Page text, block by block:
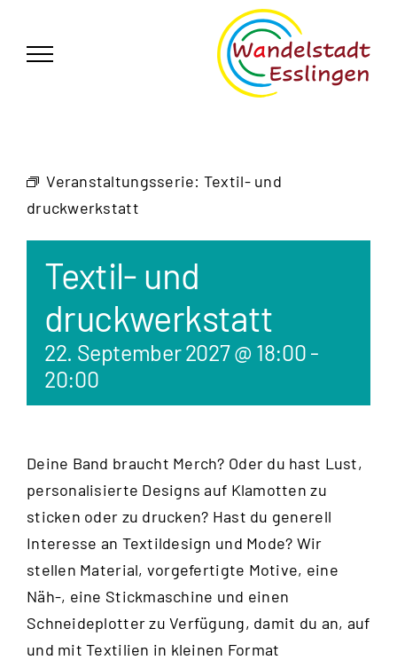
springen
Veranstaltungsserie: Textil- und
druckwerkstatt
Textil- und
druckwerkstatt
22. September 2027 @ 18:00 -
20:00
Deine Band braucht Merch? Oder du hast Lust,
personalisierte Designs auf Klamotten zu
sticken oder zu drucken? Hast du generell
Interesse an Textildesign und Mode? Wir
stellen Material, vorgefertigte Motive, eine
Näh-, eine Stickmaschine und einen
Schneideplotter zu Verfügung, damit du an, auf
und mit Textilien in kleinen Format